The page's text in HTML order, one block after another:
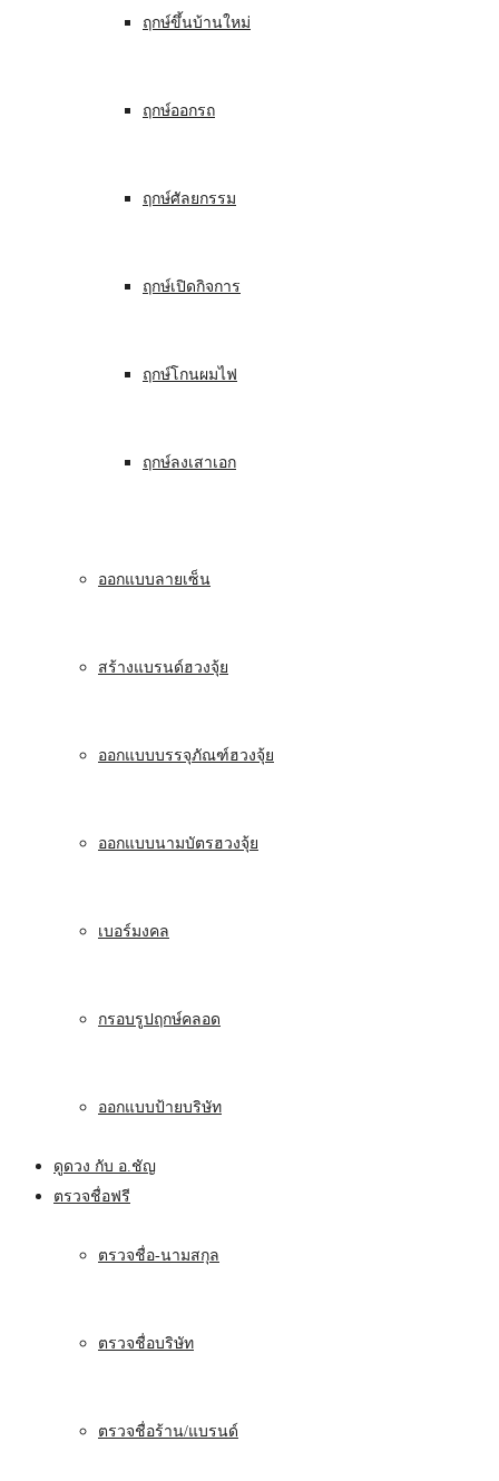
ฤกษ์ขึ้นบ้านใหม่
ฤกษ์ออกรถ
ฤกษ์ศัลยกรรม
ฤกษ์เปิดกิจการ
ฤกษ์โกนผมไฟ
ฤกษ์ลงเสาเอก
ออกแบบลายเซ็น
สร้างแบรนด์ฮวงจุ้ย
ออกแบบบรรจุภัณฑ์ฮวงจุ้ย
ออกแบบนามบัตรฮวงจุ้ย
เบอร์มงคล
กรอบรูปฤกษ์คลอด
ออกแบบป้ายบริษัท
ดูดวง กับ อ.ชัญ
ตรวจชื่อฟรี
ตรวจชื่อ-นามสกุล
ตรวจชื่อบริษัท
ตรวจชื่อร้าน/แบรนด์